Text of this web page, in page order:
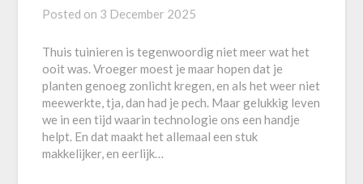
Posted on 3 December 2025
Thuis tuinieren is tegenwoordig niet meer wat het
ooit was. Vroeger moest je maar hopen dat je
planten genoeg zonlicht kregen, en als het weer niet
meewerkte, tja, dan had je pech. Maar gelukkig leven
we in een tijd waarin technologie ons een handje
helpt. En dat maakt het allemaal een stuk
makkelijker, en eerlijk…